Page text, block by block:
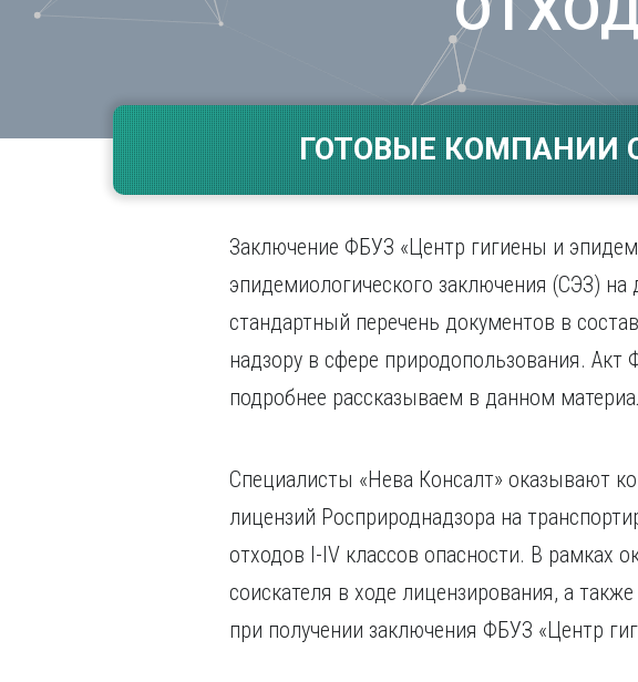
Волгоград
Воронеж
Е
Екатеринбург
И
Иваново
Иркутск
ГОТОВЫЕ КОМПАНИИ
Заключение ФБУЗ «Центр гигиены и
эпидемиологического заключения (СЭЗ)
стандартный перечень документов в
надзору в сфере природопользования.
подробнее рассказываем в данном
Специалисты «Нева Консалт» оказывают
лицензий Росприроднадзора на
отходов I-IV классов опасности. В рамках
соискателя в ходе лицензирования, а
при получении заключения ФБУЗ «Центр